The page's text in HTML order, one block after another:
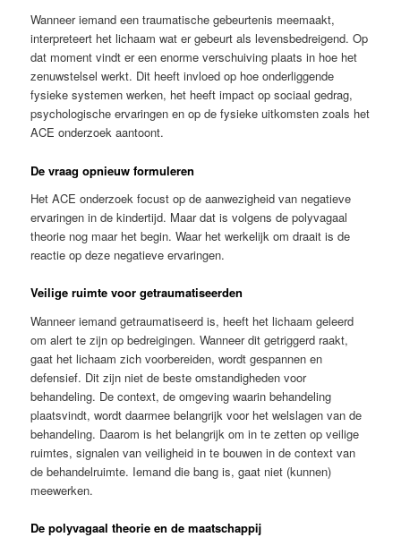
Wanneer iemand een traumatische gebeurtenis meemaakt,
interpreteert het lichaam wat er gebeurt als levensbedreigend. Op
dat moment vindt er een enorme verschuiving plaats in hoe het
zenuwstelsel werkt. Dit heeft invloed op hoe onderliggende
fysieke systemen werken, het heeft impact op sociaal gedrag,
psychologische ervaringen en op de fysieke uitkomsten zoals het
ACE onderzoek aantoont.
De vraag opnieuw formuleren
Het ACE onderzoek focust op de aanwezigheid van negatieve
ervaringen in de kindertijd. Maar dat is volgens de polyvagaal
theorie nog maar het begin. Waar het werkelijk om draait is de
reactie op deze negatieve ervaringen.
Veilige ruimte voor getraumatiseerden
Wanneer iemand getraumatiseerd is, heeft het lichaam geleerd
om alert te zijn op bedreigingen. Wanneer dit getriggerd raakt,
gaat het lichaam zich voorbereiden, wordt gespannen en
defensief. Dit zijn niet de beste omstandigheden voor
behandeling. De context, de omgeving waarin behandeling
plaatsvindt, wordt daarmee belangrijk voor het welslagen van de
behandeling. Daarom is het belangrijk om in te zetten op veilige
ruimtes, signalen van veiligheid in te bouwen in de context van
de behandelruimte. Iemand die bang is, gaat niet (kunnen)
meewerken.
De polyvagaal theorie en de maatschappij